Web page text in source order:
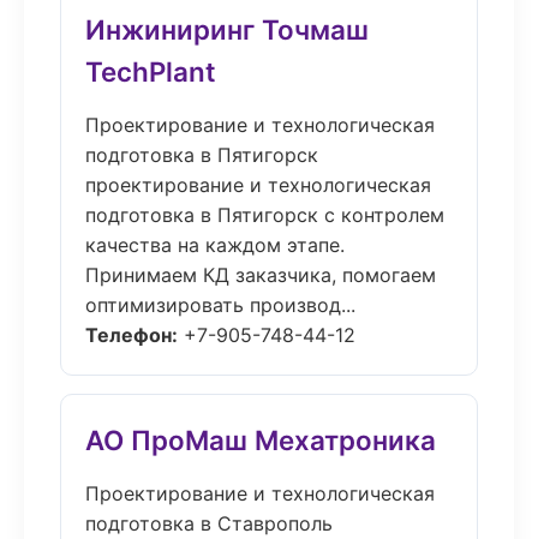
Инжиниринг Точмаш
TechPlant
Проектирование и технологическая
подготовка в Пятигорск
проектирование и технологическая
подготовка в Пятигорск с контролем
качества на каждом этапе.
Принимаем КД заказчика, помогаем
оптимизировать производ...
Телефон: +7-905-748-44-12
АО ПроМаш Мехатроника
Проектирование и технологическая
подготовка в Ставрополь